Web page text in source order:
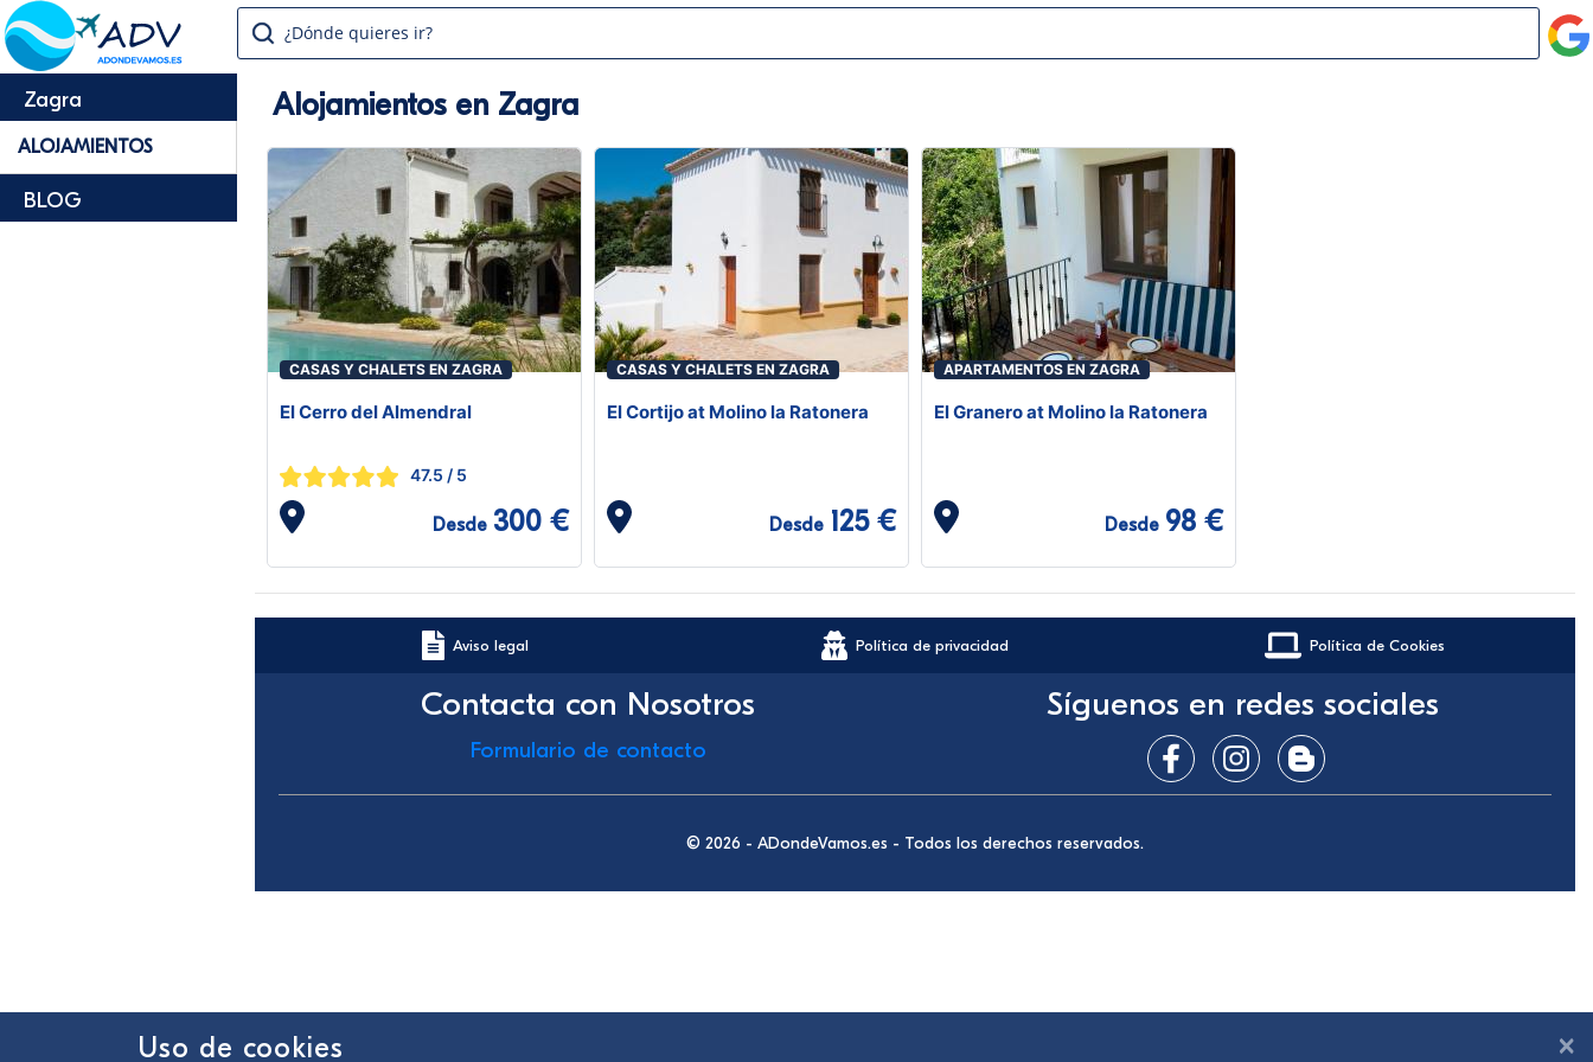
¿Dónde quieres ir?
Zagra
ALOJAMIENTOS
BLOG
Alojamientos en Zagra
CASAS Y CHALETS EN ZAGRA
El Cerro del Almendral
47.5 / 5
Desde 300 €
CASAS Y CHALETS EN ZAGRA
El Cortijo at Molino la Ratonera
Desde 125 €
APARTAMENTOS EN ZAGRA
El Granero at Molino la Ratonera
Desde 98 €
Aviso legal Política de privacidad Política de Cookies
Contacta con Nosotros
Formulario de contacto
Síguenos en redes sociales
© 2026 - ADondeVamos.es - Todos los derechos reservados.
×
Uso de cookies